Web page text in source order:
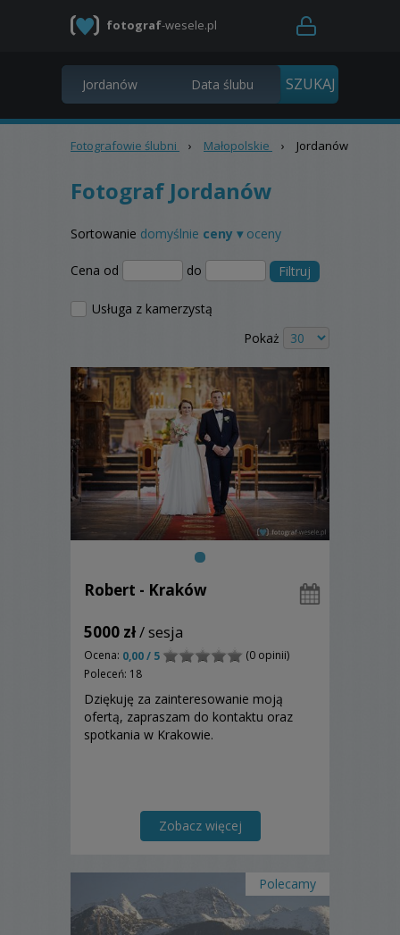
fotograf-wesele.pl
Fotografowie ślubni › Małopolskie › Jordanów
Fotograf Jordanów
Sortowanie domyślnie ceny ▾ oceny
Cena od do Filtruj
Usługa z kamerzystą
Pokaż
Robert - Kraków
5000 zł/ sesja
Ocena: 0,00 / 5
(0 opinii)
Poleceń: 18
Dziękuję za zainteresowanie moją
ofertą, zapraszam do kontaktu oraz
spotkania w Krakowie.
Zobacz więcej
Polecamy